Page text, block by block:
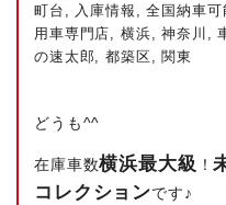
町台 , 入庫情報 ,全国納車可
用車専門店 , 横浜,神奈川 ,
の速太郎,都築区 , 関東
どうも^^
在庫車数横浜最大級 ！
コレク ションです♪